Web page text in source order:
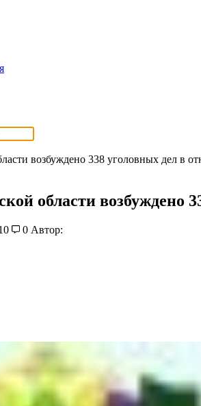
возбуждено 338 уголовных дел в
области
0 Автор: